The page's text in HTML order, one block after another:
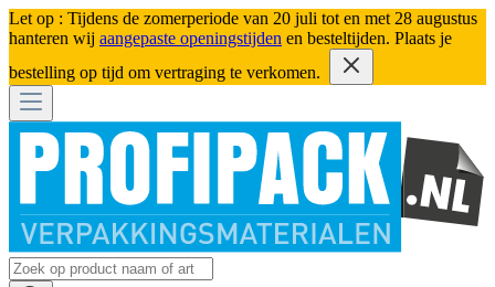
Let op : Tijdens de zomerperiode van 20 juli tot en met 28 augustus
hanteren wij aangepaste openingstijden en besteltijden. Plaats je
bestelling op tijd om vertraging te verkomen.